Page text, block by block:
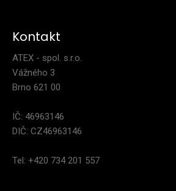
Kontakt
ATEX - spol. s.r.o.
Vážného 3
Brno 621 00
IČ: 46963146
DIČ: CZ46963146
Tel: +420 734 201 557